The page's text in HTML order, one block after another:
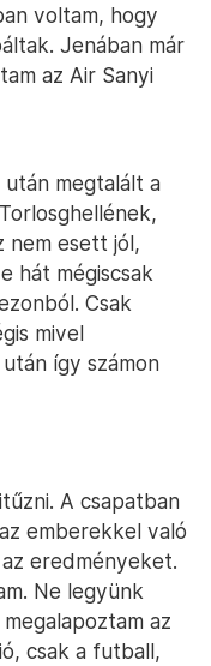
voltam, hogy
Jenában már
az Air Sanyi
után megtalált a
nem esett jól,
hát mégiscsak
Csak
mivel
így számon
A csapatban
emberekkel való
eredményeket.
Ne legyünk
az
csak a futball,